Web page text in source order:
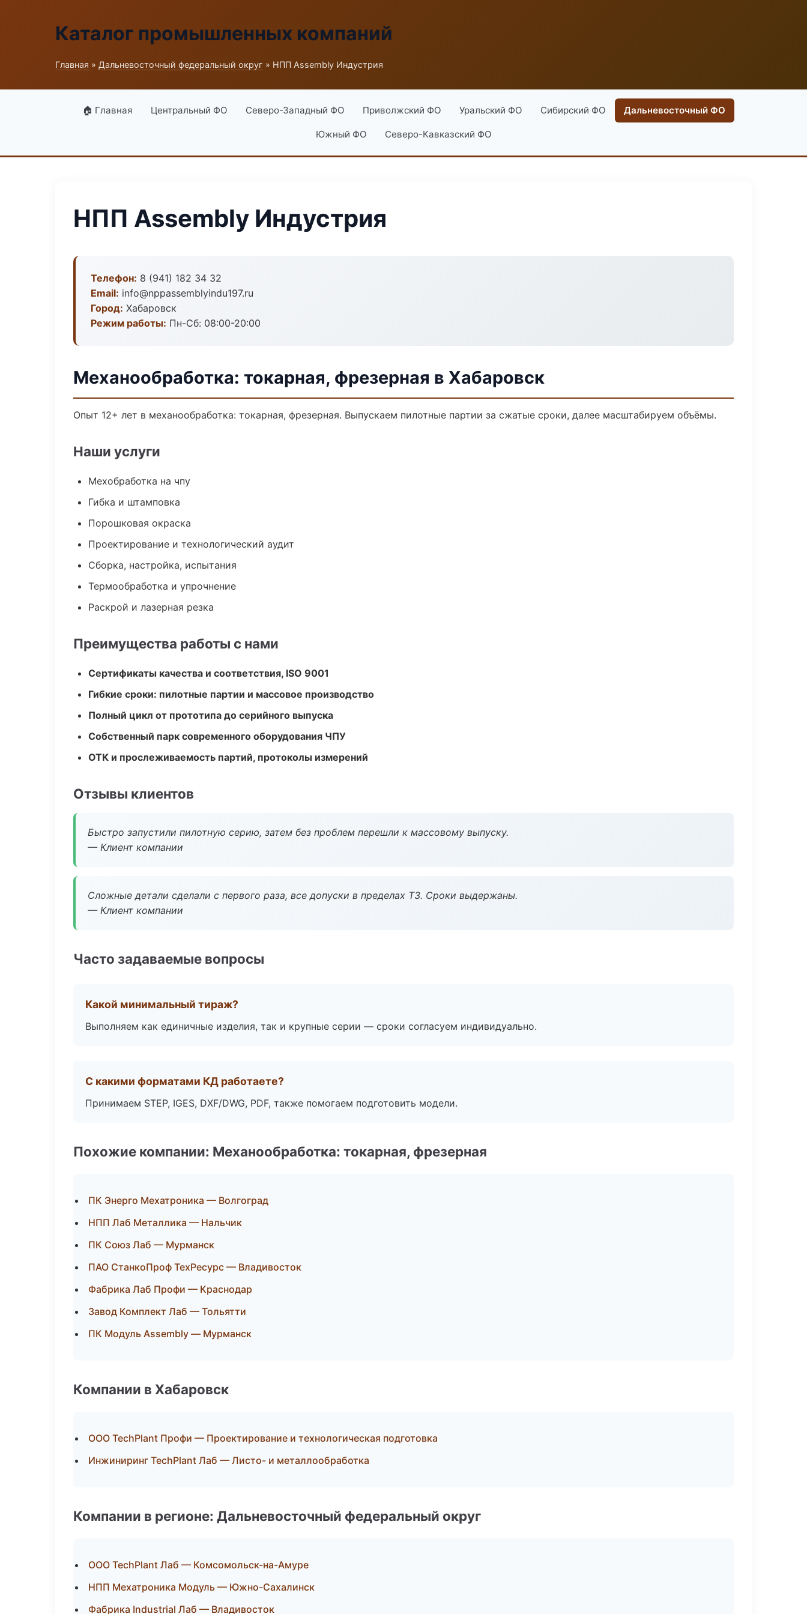
Каталог промышленных компаний
Главная » Дальневосточный федеральный округ » НПП Assembly Индустрия
🏠 Главная Центральный ФО Северо-Западный ФО Приволжский ФО Уральский ФО Сибирский ФО Дальневосточный ФО
Южный ФО Северо-Кавказский ФО
НПП Assembly Индустрия
Телефон: 8 (941) 182 34 32
Email: info@nppassemblyindu197.ru
Город: Хабаровск
Режим работы: Пн-Сб: 08:00-20:00
Механообработка: токарная, фрезерная в Хабаровск
Опыт 12+ лет в механообработка: токарная, фрезерная. Выпускаем пилотные партии за сжатые сроки, далее масштабируем объёмы.
Наши услуги
Мехобработка на чпу
Гибка и штамповка
Порошковая окраска
Проектирование и технологический аудит
Сборка, настройка, испытания
Термообработка и упрочнение
Раскрой и лазерная резка
Преимущества работы с нами
Сертификаты качества и соответствия, ISO 9001
Гибкие сроки: пилотные партии и массовое производство
Полный цикл от прототипа до серийного выпуска
Собственный парк современного оборудования ЧПУ
ОТК и прослеживаемость партий, протоколы измерений
Отзывы клиентов
Быстро запустили пилотную серию, затем без проблем перешли к массовому выпуску.
— Клиент компании
Сложные детали сделали с первого раза, все допуски в пределах ТЗ. Сроки выдержаны.
— Клиент компании
Часто задаваемые вопросы
Какой минимальный тираж?
Выполняем как единичные изделия, так и крупные серии — сроки согласуем индивидуально.
С какими форматами КД работаете?
Принимаем STEP, IGES, DXF/DWG, PDF, также помогаем подготовить модели.
Похожие компании: Механообработка: токарная, фрезерная
ПК Энерго Мехатроника — Волгоград
НПП Лаб Металлика — Нальчик
ПК Союз Лаб — Мурманск
ПАО СтанкоПроф ТехРесурс — Владивосток
Фабрика Лаб Профи — Краснодар
Завод Комплект Лаб — Тольятти
ПК Модуль Assembly — Мурманск
Компании в Хабаровск
ООО TechPlant Профи — Проектирование и технологическая подготовка
Инжиниринг TechPlant Лаб — Листо- и металлообработка
Компании в регионе: Дальневосточный федеральный округ
ООО TechPlant Лаб — Комсомольск-на-Амуре
НПП Мехатроника Модуль — Южно-Сахалинск
Фабрика Industrial Лаб — Владивосток